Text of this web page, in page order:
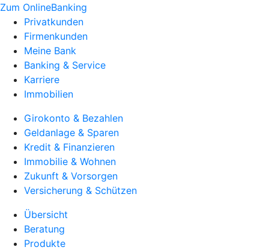
Zum OnlineBanking
Privatkunden
Firmenkunden
Meine Bank
Banking & Service
Karriere
Immobilien
Girokonto & Bezahlen
Geldanlage & Sparen
Kredit & Finanzieren
Immobilie & Wohnen
Zukunft & Vorsorgen
Versicherung & Schützen
Übersicht
Beratung
Produkte